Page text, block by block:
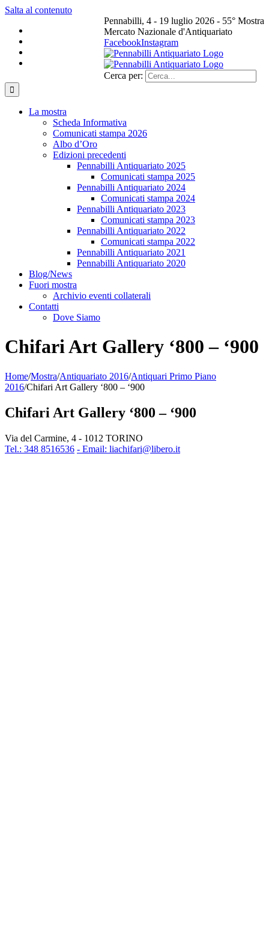
Salta al contenuto
Pennabilli, 4 - 19 luglio 2026 - 55° Mostra
Mercato Nazionale d'Antiquariato
FacebookInstagram
Cerca per:
La mostra
Scheda Informativa
Comunicati stampa 2026
Albo d’Oro
Edizioni precedenti
Pennabilli Antiquariato 2025
Comunicati stampa 2025
Pennabilli Antiquariato 2024
Comunicati stampa 2024
Pennabilli Antiquariato 2023
Comunicati stampa 2023
Pennabilli Antiquariato 2022
Comunicati stampa 2022
Pennabilli Antiquariato 2021
Pennabilli Antiquariato 2020
Blog/News
Fuori mostra
Archivio eventi collaterali
Contatti
Dove Siamo
Chifari Art Gallery ‘800 – ‘900
Home/Mostra/Antiquariato 2016/Antiquari Primo Piano
2016/Chifari Art Gallery ‘800 – ‘900
Chifari Art Gallery ‘800 – ‘900
Via del Carmine, 4 - 1012 TORINO
Tel.: 348 8516536 - Email: liachifari@libero.it